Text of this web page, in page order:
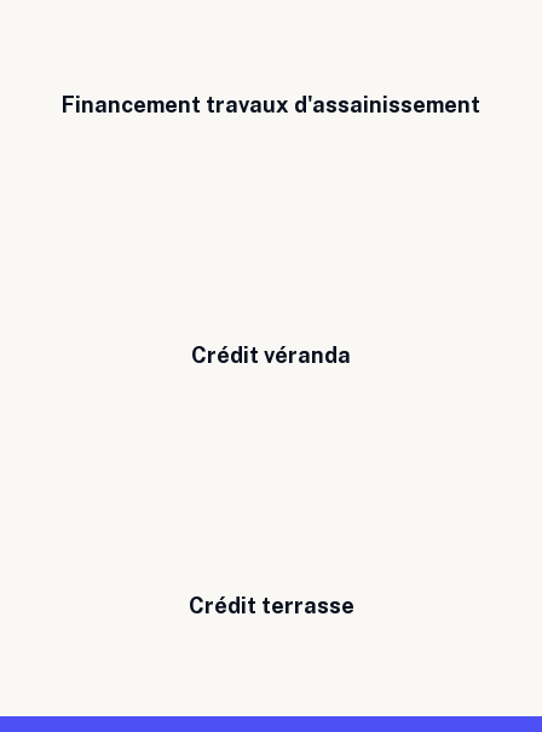
Financement travaux d'assainissement
Crédit véranda
Crédit terrasse